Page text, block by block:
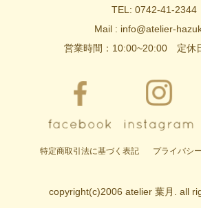
TEL: 0742-41-2344
Mail : info@atelier-
営業時間：10:00~20:00 定休
特定商取引法に基づく表記 プライバシ
copyright(c)2006 atelier 葉月. all